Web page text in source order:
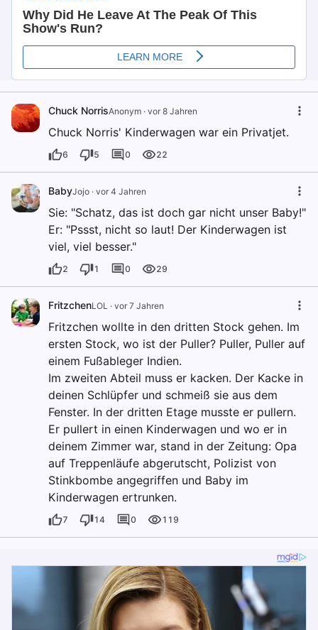
Chuck NorrisAnonym · vor 8 Jahren
Chuck Norris' Kinderwagen war ein Privatjet.
6 5 0 22
BabyJojo · vor 4 Jahren
Sie: "Schatz, das ist doch gar nicht unser Baby!"
Er: "Pssst, nicht so laut! Der Kinderwagen ist
viel, viel besser."
2 1 0 29
FritzchenLOL · vor 7 Jahren
Fritzchen wollte in den dritten Stock gehen. Im
ersten Stock, wo ist der Puller? Puller, Puller auf
einem Fußableger Indien.
Im zweiten Abteil muss er kacken. Der Kacke in
deinen Schlüpfer und schmeiß sie aus dem
Fenster. In der dritten Etage musste er pullern.
Er pullert in einen Kinderwagen und wo er in
deinem Zimmer war, stand in der Zeitung: Opa
auf Treppenläufe abgerutscht, Polizist von
Stinkbombe angegriffen und Baby im
Kinderwagen ertrunken.
7 14 0 119